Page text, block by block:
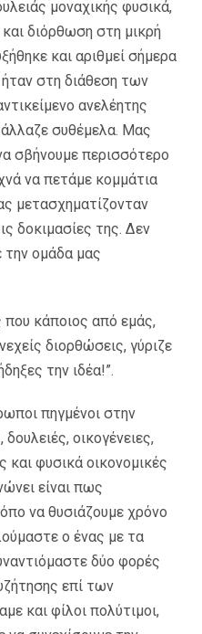
µοναχικής φυσικά,
διόρθωση στη µικρή
και αριθµεί σήµερα
στη διάθεση των
ανελέητης
συθέµελα. Μας
σβήνουµε περισσότερο
να πετάµε κοµµάτια
µετασχηµατίζονταν
δοκιµασίες της. Δεν
την οµάδα µας
που κάποιος από εµάς,
διορθώσεις, γύριζε
την ιδέα!”.
πηγµένοι στην
οικογένειες,
και φυσικά οικονοµικές
είναι πως
να θυσιάζουµε χρόνο
ο ένας µε τα
δύο φορές
επί των
και φίλοι πολύτιµοι,